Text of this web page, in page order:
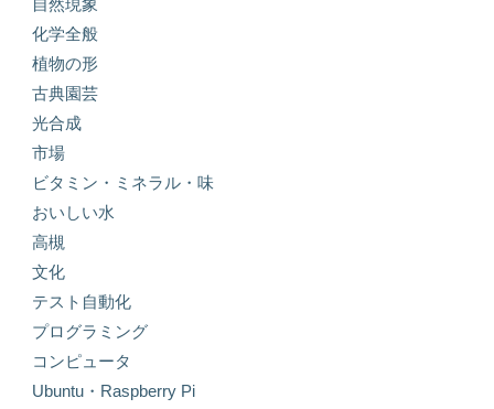
自然現象
化学全般
植物の形
古典園芸
光合成
市場
ビタミン・ミネラル・味
おいしい水
高槻
文化
テスト自動化
プログラミング
コンピュータ
Ubuntu・Raspberry Pi